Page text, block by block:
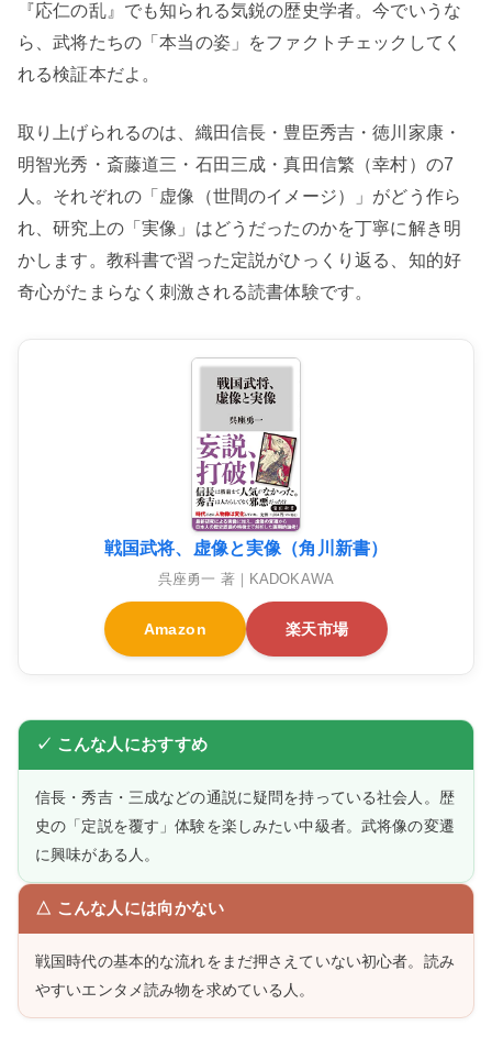
『応仁の乱』でも知られる気鋭の歴史学者。今でいうな
ら、武将たちの「本当の姿」をファクトチェックしてく
れる検証本だよ。
取り上げられるのは、織田信長・豊臣秀吉・徳川家康・
明智光秀・斎藤道三・石田三成・真田信繁（幸村）の7
人。それぞれの「虚像（世間のイメージ）」がどう作ら
れ、研究上の「実像」はどうだったのかを丁寧に解き明
かします。教科書で習った定説がひっくり返る、知的好
奇心がたまらなく刺激される読書体験です。
戦国武将、虚像と実像（角川新書）
呉座勇一 著｜KADOKAWA
Amazon 楽天市場
✓ こんな人におすすめ
信長・秀吉・三成などの通説に疑問を持っている社会人。歴
史の「定説を覆す」体験を楽しみたい中級者。武将像の変遷
に興味がある人。
△ こんな人には向かない
戦国時代の基本的な流れをまだ押さえていない初心者。読み
やすいエンタメ読み物を求めている人。